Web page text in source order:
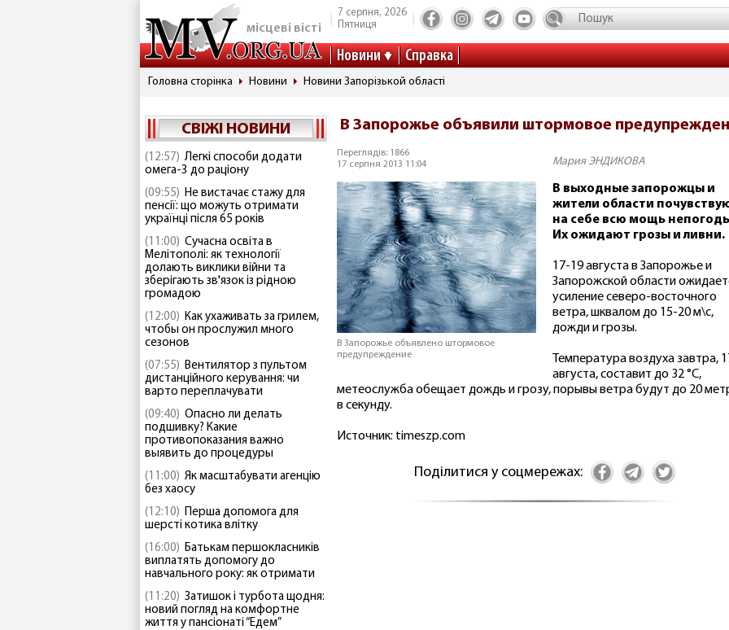
місцеві вісті
7 серпня, 2026
Пятниця
Новини Справка
Головна сторінка Новини Новини Запорізькой області
СВІЖІ НОВИНИ
(12:57) Легкі способи додати
омега-3 до раціону
(09:55) Не вистачає стажу для
пенсії: що можуть отримати
українці після 65 років
(11:00) Сучасна освіта в
Мелітополі: як технології
долають виклики війни та
зберігають зв'язок із рідною
громадою
(12:00) Как ухаживать за грилем,
чтобы он прослужил много
сезонов
(07:55) Вентилятор з пультом
дистанційного керування: чи
варто переплачувати
(09:40) Опасно ли делать
подшивку? Какие
противопоказания важно
выявить до процедуры
(11:00) Як масштабувати агенцію
без хаосу
(12:10) Перша допомога для
шерсті котика влітку
(16:00) Батькам першокласників
виплатять допомогу до
навчального року: як отримати
(11:20) Затишок і турбота щодня:
новий погляд на комфортне
життя у пансіонаті “Едем”
В Запорожье объявили штормовое
Переглядів: 1866
17 серпня 2013 11:04
Мария ЭНДИКОВА
В Запорожье объявлено штормовое
предупреждение
В выходные запорожцы и
жители области
на себе всю мощь
Их ожидают грозы и ливни.
17-19 августа в Запорожье и
Запорожской области
усиление северо-восточного
ветра, шквалом до 15-20 м\с,
дожди и грозы.
Температура воздуха завтра,
августа, составит до 32 °C,
метеослужба обещает дождь и грозу, порывы ветра будут до 20
в секунду.
Источник: timeszp.com
Поділитися у соцмережах: